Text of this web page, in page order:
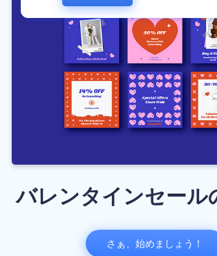
バレンタインセール
さぁ、始めましょう！